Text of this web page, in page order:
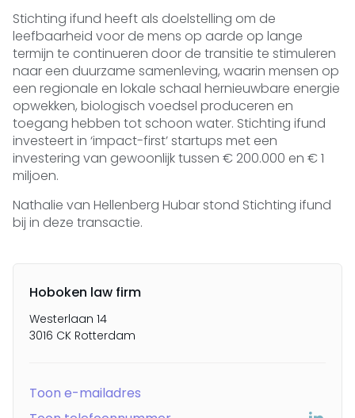
Stichting ifund heeft als doelstelling om de
leefbaarheid voor de mens op aarde op lange
termijn te continueren door de transitie te stimuleren
naar een duurzame samenleving, waarin mensen op
een regionale en lokale schaal hernieuwbare energie
opwekken, biologisch voedsel produceren en
toegang hebben tot schoon water. Stichting ifund
investeert in ‘impact-first’ startups met een
investering van gewoonlijk tussen € 200.000 en € 1
miljoen.
Nathalie van Hellenberg Hubar stond Stichting ifund
bij in deze transactie.
Hoboken law firm
Westerlaan 14
3016 CK Rotterdam
Toon e-mailadres